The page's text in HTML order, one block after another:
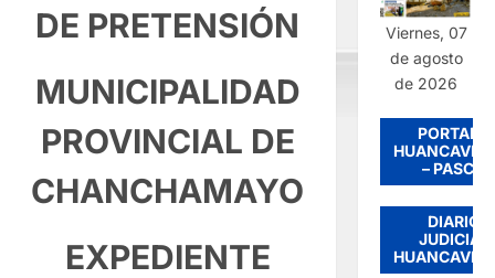
DE PRETENSIÓN
MUNICIPALIDAD
PROVINCIAL DE
CHANCHAMAYO
EXPEDIENTE
Viernes, 07
de agosto
de 2026
PORTADA
– PASCO
DIARIO
JUDICIAL